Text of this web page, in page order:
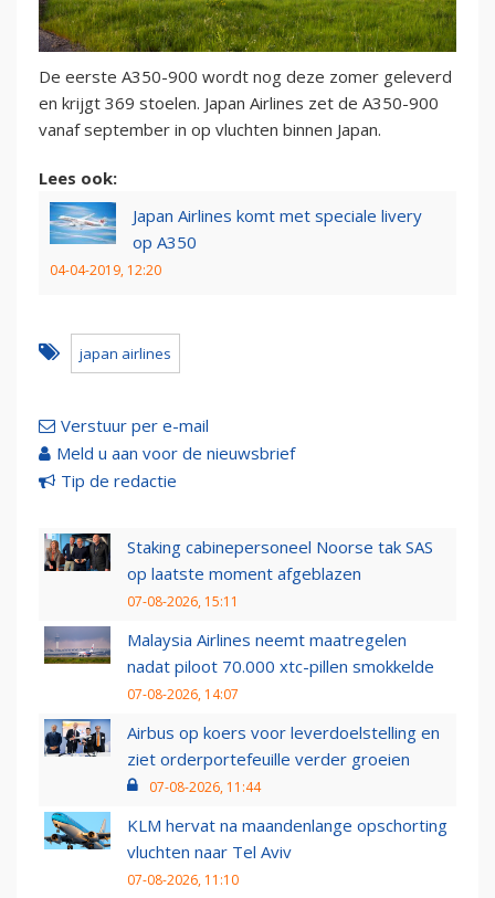
De eerste A350-900 wordt nog deze zomer geleverd
en krijgt 369 stoelen. Japan Airlines zet de A350-900
vanaf september in op vluchten binnen Japan.
Lees ook:
Japan Airlines komt met speciale livery
op A350
04-04-2019, 12:20
japan airlines
Verstuur per e-mail
Meld u aan voor de nieuwsbrief
Tip de redactie
Staking cabinepersoneel Noorse tak SAS
op laatste moment afgeblazen
07-08-2026, 15:11
Malaysia Airlines neemt maatregelen
nadat piloot 70.000 xtc-pillen smokkelde
07-08-2026, 14:07
Airbus op koers voor leverdoelstelling en
ziet orderportefeuille verder groeien
07-08-2026, 11:44
KLM hervat na maandenlange opschorting
vluchten naar Tel Aviv
07-08-2026, 11:10